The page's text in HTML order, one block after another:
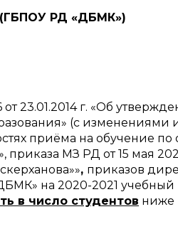
(ГБПОУ РД «ДБМК»)
23.01.2014 г. «Об
(с изменениями
приёма на обучение
приказа МЗ РД от 15 мая
, приказов
на 2020-2021 учебный
в число студентов ниже